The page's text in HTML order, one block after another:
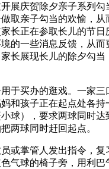
展庆贺除夕亲子系列勾
取亲子勾当的欢愉，从
长正在参取长儿的节
的一些消息反馈，从而
长展现长儿的除夕勾
买办的逛戏。一家三
和孩子正在起点处各
球），要求两球同时
两球同时赶回起点。
掌管人发出指令，复
气球的椅子旁，用利巴